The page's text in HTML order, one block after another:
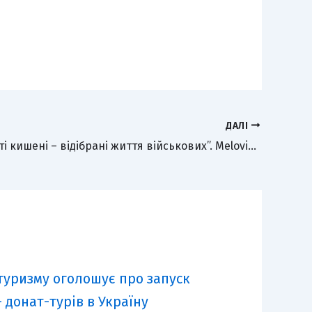
ДАЛІ
“Ваші набиті кишені – відібрані життя військових”. Melovin у масці свині публічно звернувся до тих, хто під час війни розкрадає Україну